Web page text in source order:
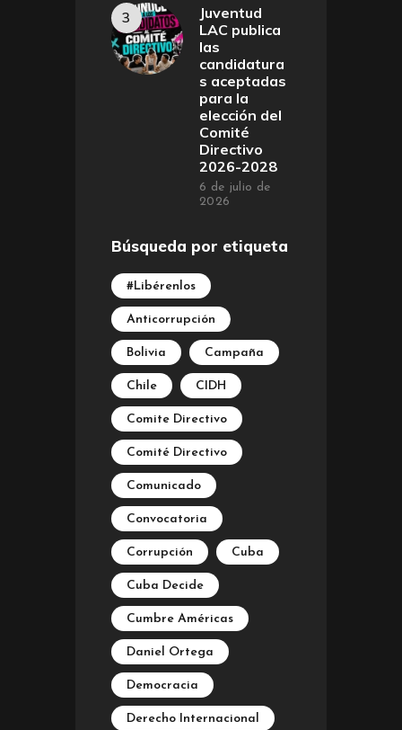
Juventud
LAC publica
las
candidatura
s aceptadas
para la
elección del
Comité
Directivo
2026-2028
6 de julio de
2026
Búsqueda por etiqueta
#Libérenlos
Anticorrupción
Bolivia Campaña
Chile CIDH
Comite Directivo
Comité Directivo
Comunicado
Convocatoria
Corrupción Cuba
Cuba Decide
Cumbre Américas
Daniel Ortega
Democracia
Derecho Internacional